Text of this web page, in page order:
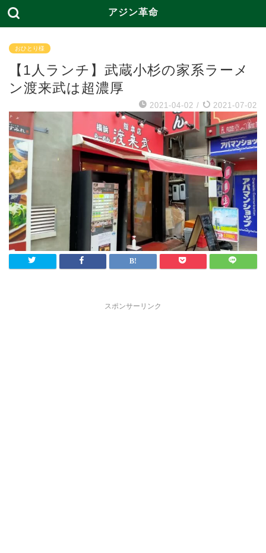
アジン革命
おひとり様
【1人ランチ】武蔵小杉の家系ラーメ
ン渡来武は超濃厚
2021-04-02 / 2021-07-02
スポンサーリンク